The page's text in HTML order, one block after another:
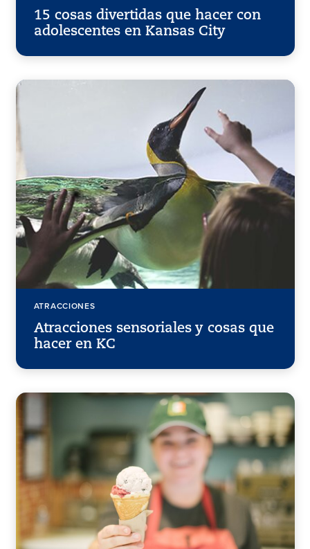
15 cosas divertidas que hacer con
adolescentes en Kansas City
ATRACCIONES
Atracciones sensoriales y cosas que
hacer en KC